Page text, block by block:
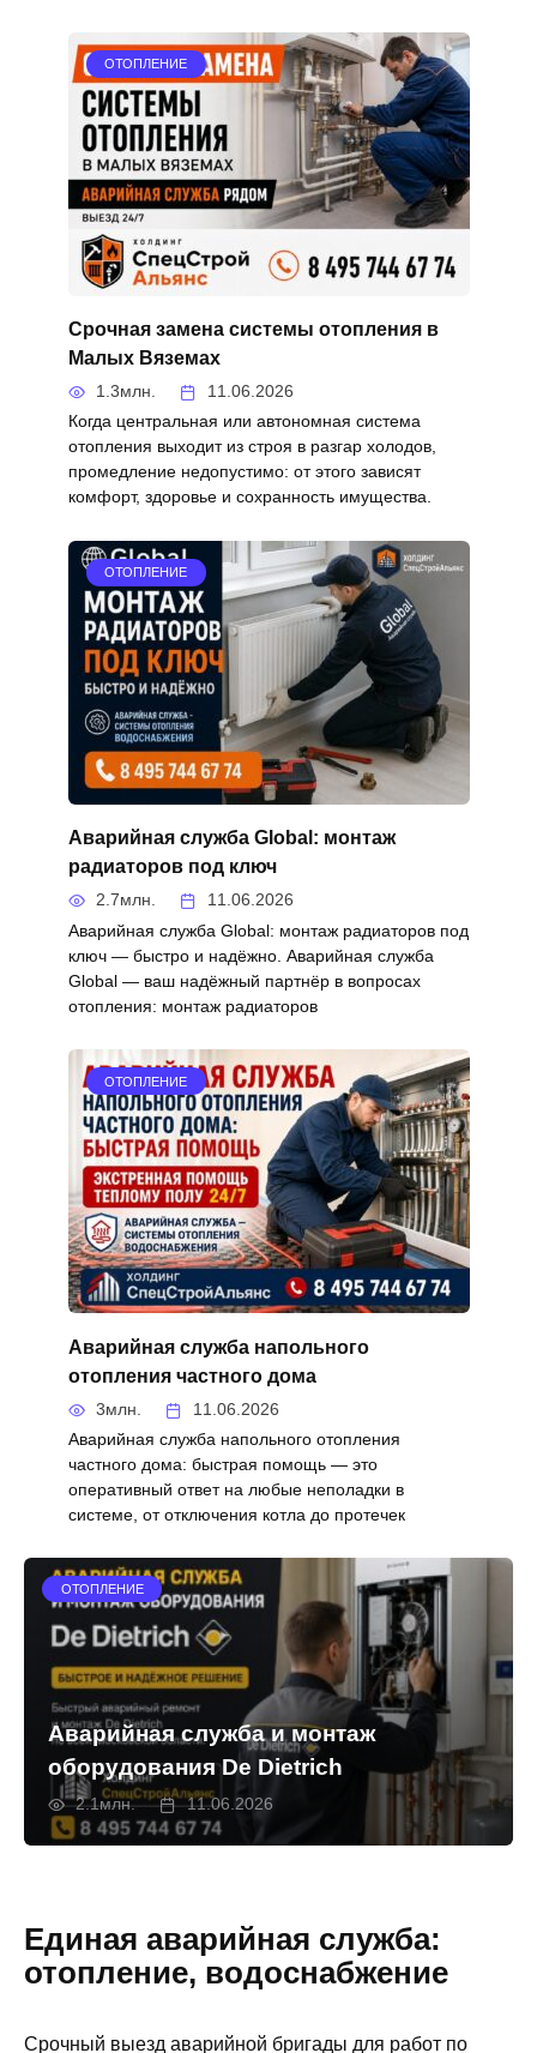
ОТОПЛЕНИЕ
Срочная замена системы отопления в
Малых Вяземах
1.3млн. 11.06.2026
Когда центральная или автономная система
отопления выходит из строя в разгар холодов,
промедление недопустимо: от этого зависят
комфорт, здоровье и сохранность имущества.
ОТОПЛЕНИЕ
Аварийная служба Global: монтаж
радиаторов под ключ
2.7млн. 11.06.2026
Аварийная служба Global: монтаж радиаторов под
ключ — быстро и надёжно. Аварийная служба
Global — ваш надёжный партнёр в вопросах
отопления: монтаж радиаторов
ОТОПЛЕНИЕ
Аварийная служба напольного
отопления частного дома
3млн. 11.06.2026
Аварийная служба напольного отопления
частного дома: быстрая помощь — это
оперативный ответ на любые неполадки в
системе, от отключения котла до протечек
ОТОПЛЕНИЕ
Аварийная служба и монтаж
оборудования De Dietrich
2.1млн. 11.06.2026
Единая аварийная служба:
отопление, водоснабжение
Срочный выезд аварийной бригады для работ по